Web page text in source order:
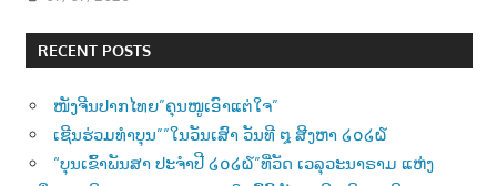
RECENT POSTS
ໜັງຈີນປາກໄທຍ”ຄຸນໜູເອົາແຕ່ໃຈ”
ເຊີນຮ່ວມທຳບຸນ””ໃນວັນເສົາ ວັນທີ ໘ ສີງຫາ ໒໐໒໖
“ບຸນເຂົ້າພັນສາ ປະຈຳປີ ໒໐໒໖”ທີ່ວັດ ເວລຸວະນາຣາມ ແຫ່ງ